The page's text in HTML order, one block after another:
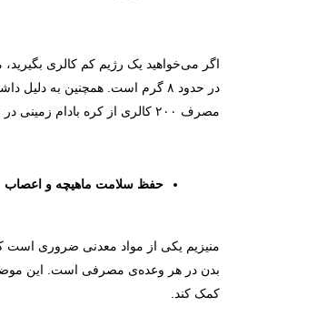
اگر می‌خواهید یک رژیم کم کالری
در حدود ۸ گرم است. همچنین به
مصرف ۲۰۰ کالری از کره بادام زمینی در مقایسه با مصرف ۲۰۰ کالری نان پرتزل ‌(pretzels)، بیشتر قادر به سیر نگه داشتن شماست.
حفظ سلامت ماهیچه و اعصاب
بدن در هر وعده‌ی مصرفی است. این
کمک کند.